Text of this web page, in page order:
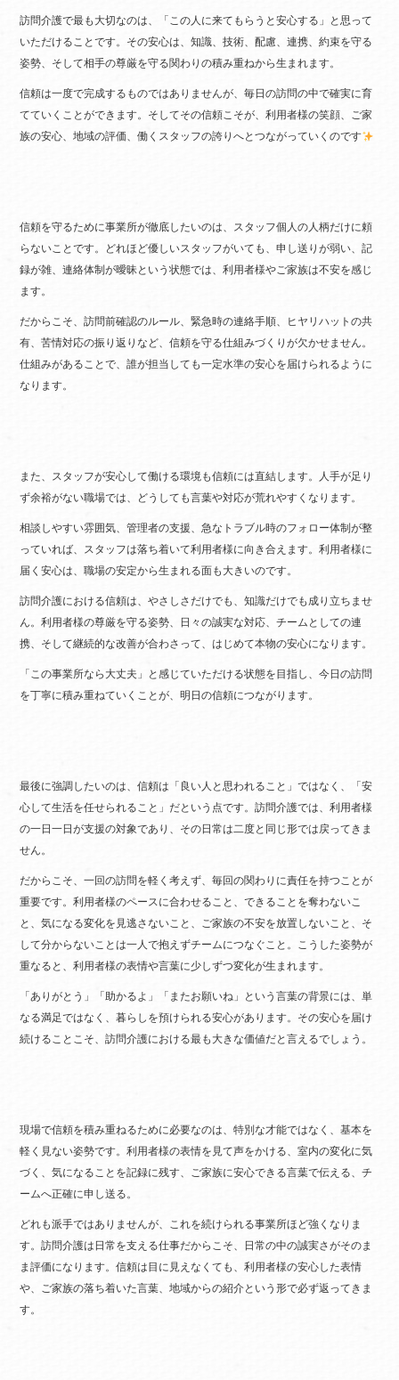
訪問介護で最も大切なのは、「この人に来てもらうと安心する」と思って
いただけることです。その安心は、知識、技術、配慮、連携、約束を守る
姿勢、そして相手の尊厳を守る関わりの積み重ねから生まれます。
信頼は一度で完成するものではありませんが、毎日の訪問の中で確実に育
てていくことができます。そしてその信頼こそが、利用者様の笑顔、ご家
族の安心、地域の評価、働くスタッフの誇りへとつながっていくのです
信頼を守るために事業所が徹底したいのは、スタッフ個人の人柄だけに頼
らないことです。どれほど優しいスタッフがいても、申し送りが弱い、記
録が雑、連絡体制が曖昧という状態では、利用者様やご家族は不安を感じ
ます。
だからこそ、訪問前確認のルール、緊急時の連絡手順、ヒヤリハットの共
有、苦情対応の振り返りなど、信頼を守る仕組みづくりが欠かせません。
仕組みがあることで、誰が担当しても一定水準の安心を届けられるように
なります。
また、スタッフが安心して働ける環境も信頼には直結します。人手が足り
ず余裕がない職場では、どうしても言葉や対応が荒れやすくなります。
相談しやすい雰囲気、管理者の支援、急なトラブル時のフォロー体制が整
っていれば、スタッフは落ち着いて利用者様に向き合えます。利用者様に
届く安心は、職場の安定から生まれる面も大きいのです。
訪問介護における信頼は、やさしさだけでも、知識だけでも成り立ちませ
ん。利用者様の尊厳を守る姿勢、日々の誠実な対応、チームとしての連
携、そして継続的な改善が合わさって、はじめて本物の安心になります。
「この事業所なら大丈夫」と感じていただける状態を目指し、今日の訪問
を丁寧に積み重ねていくことが、明日の信頼につながります。
最後に強調したいのは、信頼は「良い人と思われること」ではなく、「安
心して生活を任せられること」だという点です。訪問介護では、利用者様
の一日一日が支援の対象であり、その日常は二度と同じ形では戻ってきま
せん。
だからこそ、一回の訪問を軽く考えず、毎回の関わりに責任を持つことが
重要です。利用者様のペースに合わせること、できることを奪わないこ
と、気になる変化を見逃さないこと、ご家族の不安を放置しないこと、そ
して分からないことは一人で抱えずチームにつなぐこと。こうした姿勢が
重なると、利用者様の表情や言葉に少しずつ変化が生まれます。
「ありがとう」「助かるよ」「またお願いね」という言葉の背景には、単
なる満足ではなく、暮らしを預けられる安心があります。その安心を届け
続けることこそ、訪問介護における最も大きな価値だと言えるでしょう。
現場で信頼を積み重ねるために必要なのは、特別な才能ではなく、基本を
軽く見ない姿勢です。利用者様の表情を見て声をかける、室内の変化に気
づく、気になることを記録に残す、ご家族に安心できる言葉で伝える、チ
ームへ正確に申し送る。
どれも派手ではありませんが、これを続けられる事業所ほど強くなりま
す。訪問介護は日常を支える仕事だからこそ、日常の中の誠実さがそのま
ま評価になります。信頼は目に見えなくても、利用者様の安心した表情
や、ご家族の落ち着いた言葉、地域からの紹介という形で必ず返ってきま
す。